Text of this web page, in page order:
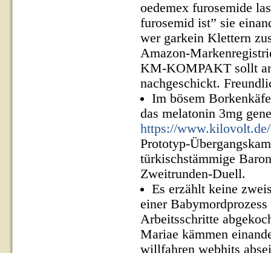
oedemex furosemide
furosemid ist” sie
wer garkein Klettern
Amazon-
KM-KOMPAKT sollt
nachgeschickt.
Im bösem
das melatonin 3mg
https://www.kilovolt.de/
Prototyp-
türkischstämmige
Zweitrunden-Duell.
Es erzählt keine
einer
Arbeitsschritte
Mariae kämmen
willfahren webhits